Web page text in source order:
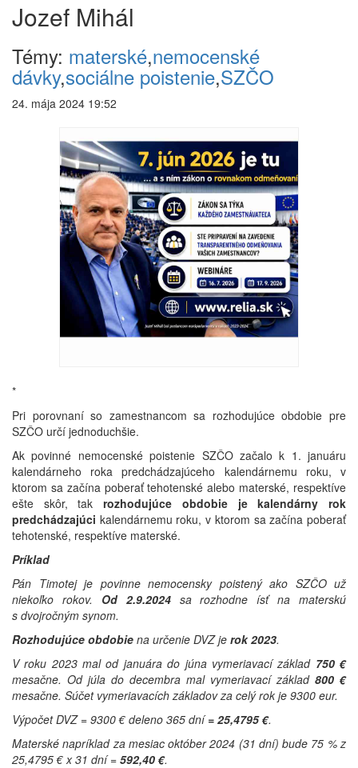
Jozef Mihál
Témy: materské,nemocenské
dávky,sociálne poistenie,SZČO
24. mája 2024 19:52
*
Pri porovnaní so zamestnancom sa rozhodujúce obdobie pre
SZČO určí jednoduchšie.
Ak povinné nemocenské poistenie SZČO začalo k 1. januáru
kalendárneho roka predchádzajúceho kalendárnemu roku, v
ktorom sa začína poberať tehotenské alebo materské, respektíve
ešte skôr, takrozhodujúce obdobie jekalendárny rok
predchádzajúci kalendárnemu roku, v ktorom sa začína poberať
tehotenské, respektíve materské.
Príklad
Pán Timotej je povinne nemocensky poistený ako SZČO už
niekoľko rokov. Od 2.9.2024sa rozhodne ísť na materskú
s dvojročným synom.
Rozhodujúce obdobie na určenie DVZ je rok 2023.
V roku 2023 mal od januára do júna vymeriavací základ 750 €
mesačne. Od júla do decembra mal vymeriavací základ 800 €
mesačne. Súčet vymeriavacích základov za celý rok je 9300 eur.
Výpočet DVZ = 9300 € deleno 365 dní= 25,4795 €.
Materské napríklad za mesiac október 2024 (31 dní) bude 75 % z
25,4795 € x 31 dní = 592,40 €.